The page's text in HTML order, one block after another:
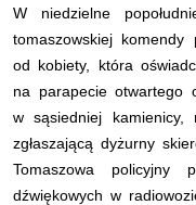
W niedzielne
tomaszowskiej komendy
od kobiety, która
na parapecie otwartego
w sąsiedniej kamienicy,
zgłaszającą dyżurny
Tomaszowa policyjny
dźwiękowych w